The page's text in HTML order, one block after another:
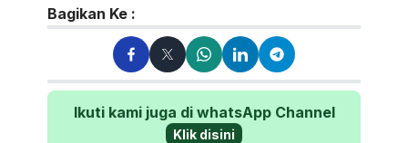
Bagikan Ke :
Ikuti kami juga di whatsApp Channel
Klik disini